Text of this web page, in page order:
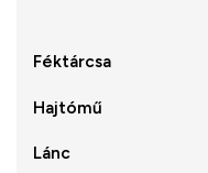
Féktárcsa
Hajtómű
Lánc